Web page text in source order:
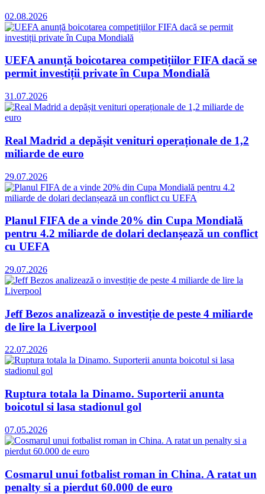
02.08.2026
UEFA anunță boicotarea competițiilor FIFA dacă se
permit investiții private în Cupa Mondială
31.07.2026
Real Madrid a depășit venituri operaționale de 1,2
miliarde de euro
29.07.2026
Planul FIFA de a vinde 20% din Cupa Mondială
pentru 4.2 miliarde de dolari declanșează un conflict
cu UEFA
29.07.2026
Jeff Bezos analizează o investiție de peste 4 miliarde
de lire la Liverpool
22.07.2026
Ruptura totala la Dinamo. Suporterii anunta
boicotul si lasa stadionul gol
07.05.2026
Cosmarul unui fotbalist roman in China. A ratat un
penalty si a pierdut 60.000 de euro